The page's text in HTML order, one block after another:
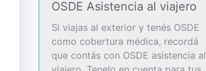
OSDE Asistencia al viajero
Si viajas al exterior y tenés OSDE
como cobertura médica, recordá
que contás con OSDE asistencia al